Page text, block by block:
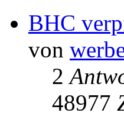
BHC
von
2
48977